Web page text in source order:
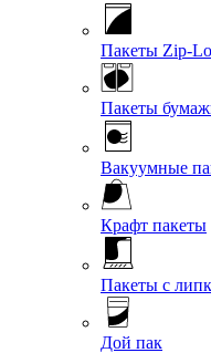
Пакеты Zip-
Пакеты
Вакуумные
Крафт пакеты
Пакеты с
Дой пак